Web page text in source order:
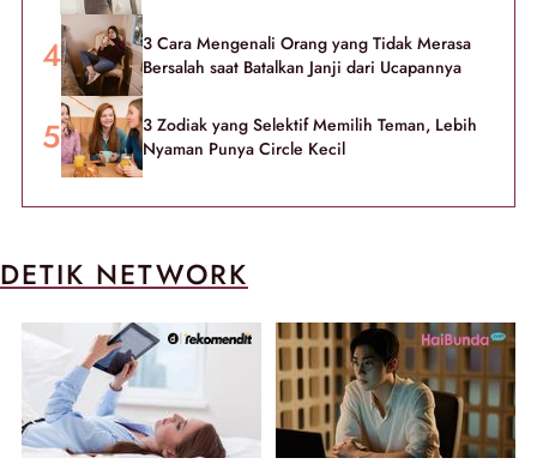
3 Cara Mengenali Orang yang Tidak Merasa
Bersalah saat Batalkan Janji dari Ucapannya
3 Zodiak yang Selektif Memilih Teman, Lebih
Nyaman Punya Circle Kecil
DETIK NETWORK